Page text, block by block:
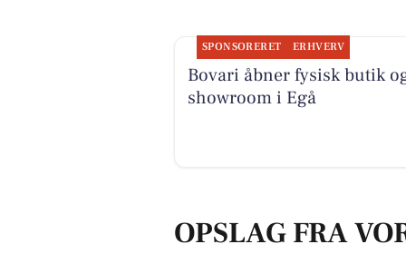
SPONSORERET ERHVERV
Bovari åbner fysisk butik
showroom i Egå
OPSLAG FRA